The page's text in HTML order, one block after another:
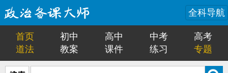
全科导航
首页 初中 高中 中考
高考
道法
教案 课件 练习 专题